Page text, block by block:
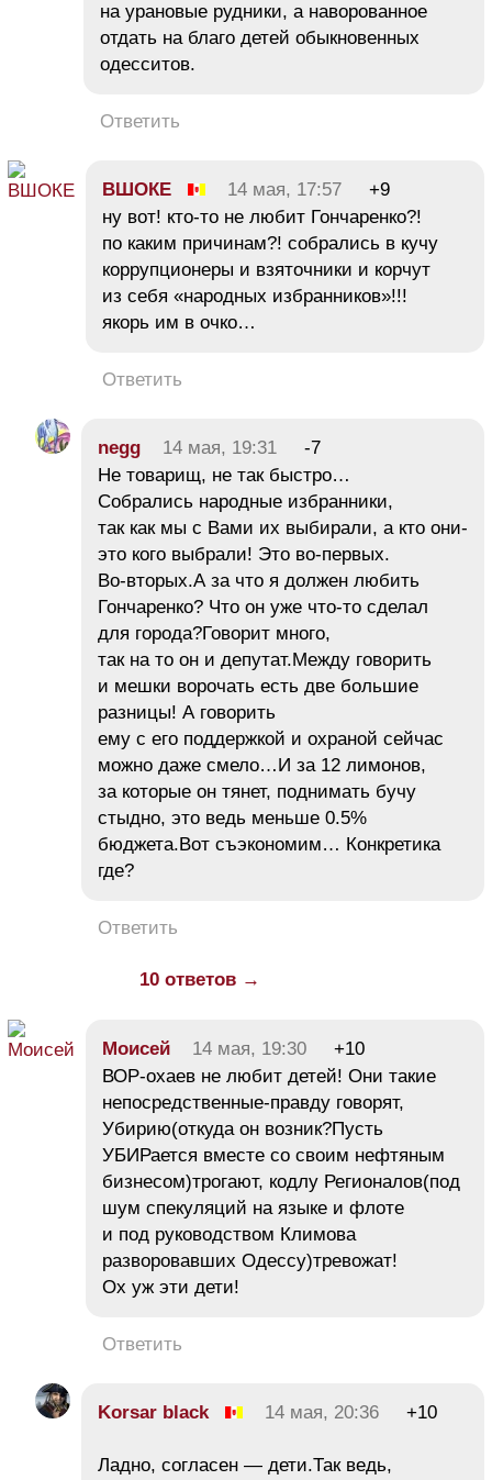
на урановые рудники, а наворованное
отдать на благо детей обыкновенных
одесситов.
Ответить
ВШОКЕ 14 мая, 17:57
+9
ну вот! кто-то не любит Гончаренко?!
по каким причинам?! собрались в кучу
коррупционеры и взяточники и корчут
из себя «народных избранников»!!!
якорь им в очко…
Ответить
negg 14 мая, 19:31
-7
Не товарищ, не так быстро…
Собрались народные избранники,
так как мы с Вами их выбирали, а кто они-
это кого выбрали! Это во-первых.
Во-вторых.А за что я должен любить
Гончаренко? Что он уже что-то сделал
для города?Говорит много,
так на то он и депутат.Между говорить
и мешки ворочать есть две большие
разницы! А говорить
ему с его поддержкой и охраной сейчас
можно даже смело…И за 12 лимонов,
за которые он тянет, поднимать бучу
стыдно, это ведь меньше 0.5%
бюджета.Вот съэкономим… Конкретика
где?
Ответить
10 ответов →
Моисей 14 мая, 19:30
+10
ВОР-охаев не любит детей! Они такие
непосредственные-правду говорят,
Убирию(откуда он возник?Пусть
УБИРается вместе со своим нефтяным
бизнесом)трогают, кодлу Регионалов(под
шум спекуляций на языке и флоте
и под руководством Климова
разворовавших Одессу)тревожат!
Ох уж эти дети!
Ответить
Korsar black 14 мая, 20:36 +10
Ладно, согласен — дети.Так ведь,